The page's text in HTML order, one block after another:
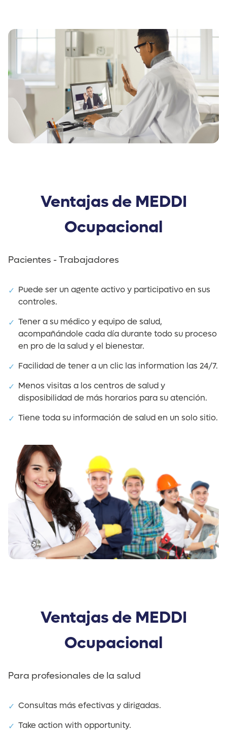
Ventajas de MEDDI
Ocupacional
Pacientes - Trabajadores
Puede ser un agente activo y participativo en sus
controles.
Tener a su médico y equipo de salud,
acompañándole cada día durante todo su proceso
en pro de la salud y el bienestar.
Facilidad de tener a un clic las information las 24/7.
Menos visitas a los centros de salud y
disposibilidad de más horarios para su atención.
Tiene toda su información de salud en un solo sitio.
Ventajas de MEDDI
Ocupacional
Para profesionales de la salud
Consultas más efectivas y dirigadas.
Take action with opportunity.